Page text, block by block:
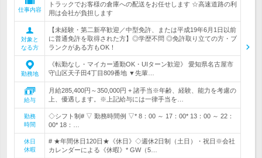
仕事内容
トラックでお客様の倉庫への配送をお任せします ☆高速道路の利
用は会社が負担します
対象と
なる方
【未経験・第二新卒歓迎／中型免許、または平成19年6月1日以前
に普通免許を取得された方】◎学歴不問 ◎免許取り立ての方・ブ
ランクがある方もOK！
勤務地
《転勤なし・マイカー通勤OK・UIターン歓迎》 愛知県名古屋市
守山区天子田4丁目809番地 ▼先輩…
給与
月給285,400円～350,000円 + 諸手当※年齢、経験、能力を考慮の
上、優遇します。※上記給与には一律手当を…
勤務
時間
◇シフト制# ▽ 勤務時間例 ▽* 8：00 ～ 17：00* 13：00 ～ 22：
00* 18：…
休日
休暇
# ★年間休日120日★《休日》◇週休2日制（土日）・祝日※会社
カレンダーによる《休暇》* GW（5…